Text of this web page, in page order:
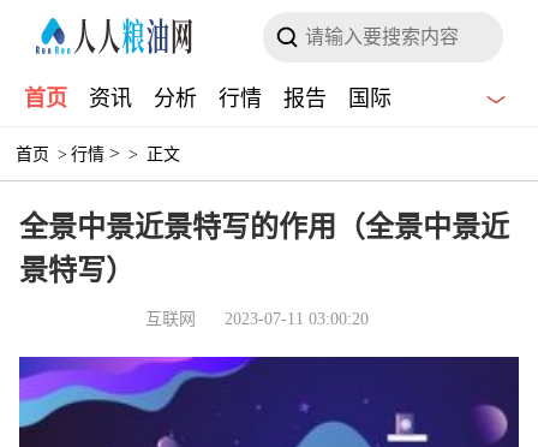
首页 资讯 分析 行情 报告 国际
首页 > 行情 > > 正文
全景中景近景特写的作用（全景中景近
景特写）
互联网 2023-07-11 03:00:20